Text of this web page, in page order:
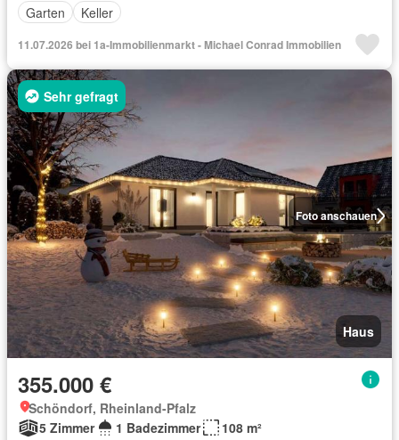
Garten
Keller
11.07.2026 bei 1a-Immobilienmarkt - Michael Conrad Immobilien
Foto anschauen
Sehr gefragt
Haus
355.000 €
Schöndorf, Rheinland-Pfalz
5 Zimmer
1 Badezimmer 108 m²